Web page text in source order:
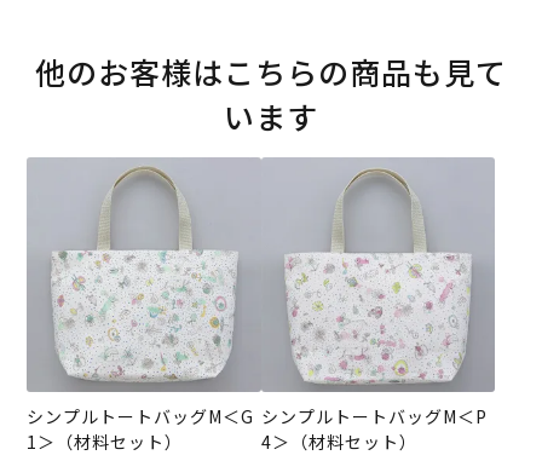
他のお客様はこちらの商品も見て
います
シンプルトートバッグM＜G
1＞（材料セット）
シンプルトートバッグM＜P
4＞（材料セット）